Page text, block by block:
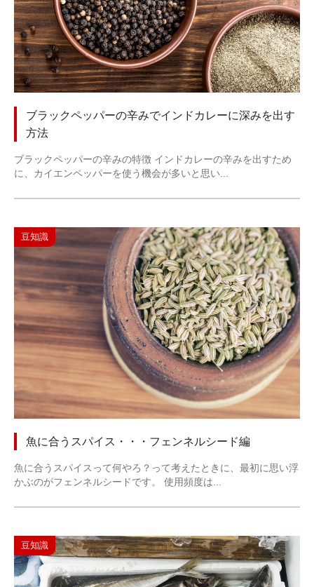
ブラックペッパーの辛みでインドカレーに深みを出す
方法
ブラックペッパーの辛みの特徴 インドカレーの辛みを出すため
に、カイエンペッパーを使う機会が多いと思い...
豆知識
魚に合うスパイス・・・フェンネルシード編
魚に合うスパイスって何やろ？って考えたときに、最初に思い浮
かぶのがフェンネルシードです。 使用頻度は...
豆知識